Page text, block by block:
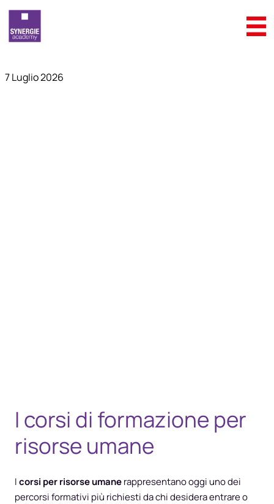
7 Luglio 2026
I corsi di formazione per
risorse umane
Icorsi per risorse umanerappresentano oggi uno dei
percorsi formativi più richiesti da chi desidera entrare o